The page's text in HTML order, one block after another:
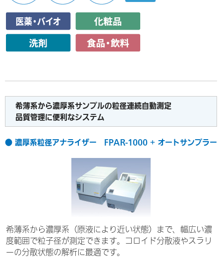
希薄系から濃厚系サンプルの粒径連続自動測定
品質管理に便利なシステム
● 濃厚系粒径アナライザー FPAR-1000 + オートサンプラー
希薄系から濃厚系（原液により近い状態）まで、幅広い濃
度範囲で粒子径が測定できます。コロイド分散液やスラリ
ーの分散状態の解析に最適です。